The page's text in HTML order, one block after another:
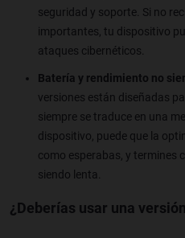
seguridad y soporte. Si no
importantes, tu dispositivo
ataques cibernéticos.
Batería y rendimiento no
versiones están diseñadas
siempre se traduce en una
dispositivo, puede que la
como esperabas, y termines
siendo lenta.
¿Deberías usar una